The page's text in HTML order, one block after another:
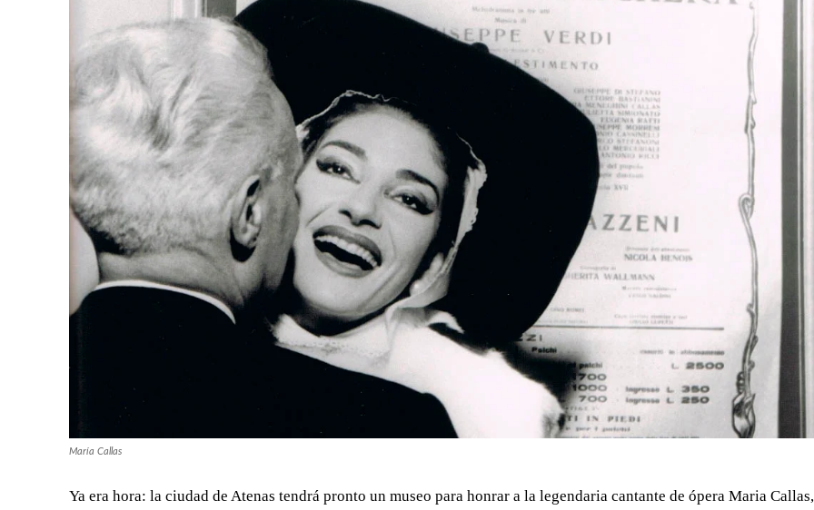
María Callas
Ya era hora: la ciudad de Atenas tendrá pronto un museo para honrar a la legendaria cantante de ópera Maria Callas,